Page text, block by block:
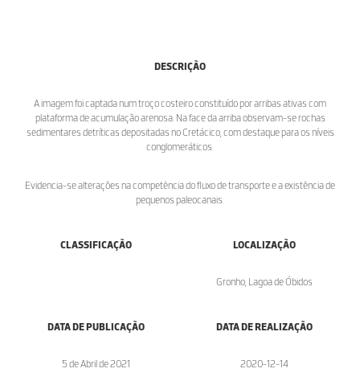
DESCRIÇÃO
A imagem foi captada num troço costeiro constituído por arribas ativas com
plataforma de acumulação arenosa. Na face da arriba observam-se rochas
sedimentares detríticas depositadas no Cretácico, com destaque para os níveis
conglomeráticos.
Evidencia-se alterações na competência do fluxo de transporte e a existência de
pequenos paleocanais.
CLASSIFICAÇÃO LOCALIZAÇÃO
Gronho, Lagoa de Óbidos
DATA DE PUBLICAÇÃO
5 de Abril de 2021
DATA DE REALIZAÇÃO
2020-12-14